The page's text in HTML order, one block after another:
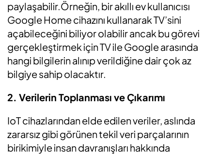
paylaşabilir.Örneğin, bir akıllı ev kullanıcısı
Google Home cihazını kullanarak TV’sini
açabileceğini biliyor olabilir ancak bu görevi
gerçekleştirmek için TV ile Google arasında
hangi bilgilerin alınıp verildiğine dair çok az
bilgiye sahip olacaktır.
2. Verilerin Toplanması ve Çıkarımı
IoT cihazlarından elde edilen veriler, aslında
zararsız gibi görünen tekil veri parçalarının
birikimiyle insan davranışları hakkında